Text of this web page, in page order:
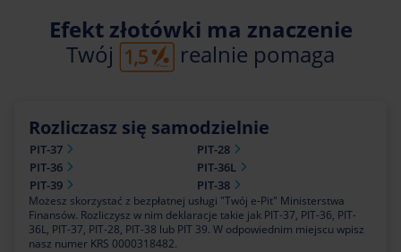
Efekt złotówki ma znaczenie
Twój
realnie pomaga
Rozliczasz się samodzielnie
PIT-37
PIT-28
PIT-36
PIT-36L
PIT-39
PIT-38
Możesz skorzystać z bezpłatnej usługi "Twój e-Pit" Ministerstwa
Finansów. Rozliczysz w nim deklaracje takie jak PIT-37, PIT-36, PIT-
36L, PIT-37, PIT-28, PIT-38 lub PIT 39. W odpowiednim miejscu wpisz
nasz numer KRS 0000318482.